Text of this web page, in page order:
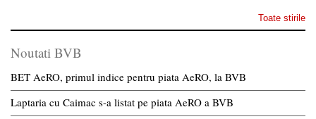
Toate stirile
Noutati BVB
BET AeRO, primul indice pentru piata AeRO, la BVB
Laptaria cu Caimac s-a listat pe piata AeRO a BVB